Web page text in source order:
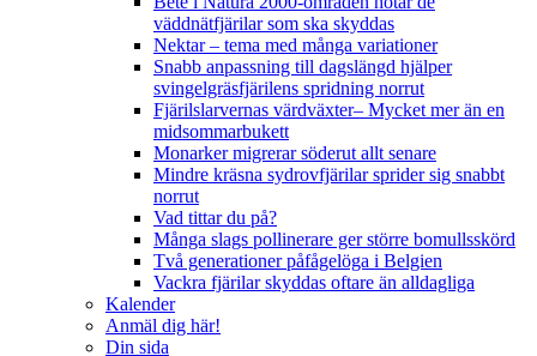
väddnätfjärilar som ska skyddas
Nektar – tema med många variationer
Snabb anpassning till dagslängd hjälper
svingelgräsfjärilens spridning norrut
Fjärilslarvernas värdväxter– Mycket mer än en
midsommarbukett
Monarker migrerar söderut allt senare
Mindre kräsna sydrovfjärilar sprider sig snabbt
norrut
Vad tittar du på?
Många slags pollinerare ger större bomullsskörd
Två generationer påfågelöga i Belgien
Vackra fjärilar skyddas oftare än alldagliga
Kalender
Anmäl dig här!
Din sida